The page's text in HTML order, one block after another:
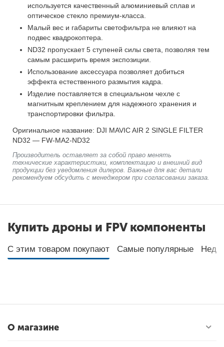
используется качественный алюминиевый сплав и
оптическое стекло премиум-класса.
Малый вес и габариты светофильтра не влияют на
подвес квадрокоптера.
ND32 пропускает 5 ступеней силы света, позволяя тем
самым расширить время экспозиции.
Использование аксессуара позволяет добиться
эффекта естественного размытия кадра.
Изделие поставляется в специальном чехле с
магнитным креплением для надежного хранения и
транспортировки фильтра.
Оригинальное название: DJI MAVIC AIR 2 SINGLE FILTER
ND32 — FW-MA2-ND32
Производитель оставляет за собой право менять
технические характеристики, комплектацию и внешний вид
продукции без уведомления дилеров. Важные для вас детали
рекомендуем обсудить с менеджером при согласовании заказа.
Купить дроны и FPV компоненты
С этим товаром покупают Самые популярные
О магазине